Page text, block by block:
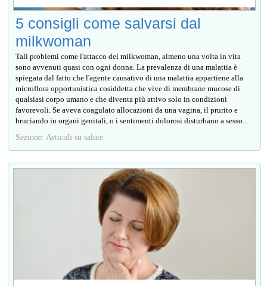
5 consigli come salvarsi dal
milkwoman
Tali problemi come l'attacco del milkwoman, almeno una volta in vita
sono avvenuti quasi con ogni donna. La prevalenza di una malattia è
spiegata dal fatto che l'agente causativo di una malattia appartiene alla
microflora opportunistica cosiddetta che vive di membrane mucose di
qualsiasi corpo umano e che diventa più attivo solo in condizioni
favorevoli. Se aveva coagulato allocazioni da una vagina, il prurito e
bruciando in organi genitali, o i sentimenti dolorosi disturbano a sesso...
Sezione: Articoli su salute